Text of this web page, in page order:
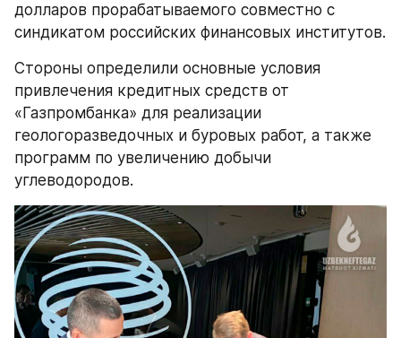
долларов прорабатываемого совместно с
Стороны определили основные условия
привлечения кредитных средств от
«Газпромбанка» для реализации
геологоразведочных и буровых работ, а также
программ по увеличению добычи
углеводородов.